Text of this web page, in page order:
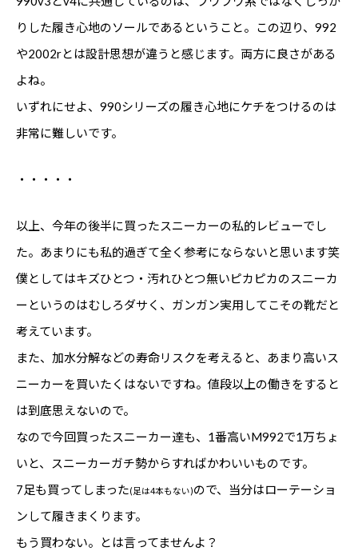
りした履き心地のソールであるということ。この辺り、992
や2002rとは設計思想が違うと感じます。両方に良さがある
よね。
いずれにせよ、990シリーズの履き心地にケチをつけるのは
非常に難しいです。
・・・・・
以上、今年の後半に買ったスニーカーの私的レビューでし
た。あまりにも私的過ぎて全く参考にならないと思います笑
僕としてはキズひとつ・汚れひとつ無いピカピカのスニーカ
ーというのはむしろダサく、ガンガン実用してこその靴だと
考えています。
また、加水分解などの寿命リスクを考えると、あまり高いス
ニーカーを買いたくはないですね。値段以上の働きをすると
は到底思えないので。
なので今回買ったスニーカー達も、1番高いM992で1万ちょ
いと、スニーカーガチ勢からすればかわいいものです。
7足も買ってしまった(足は4本もない)ので、当分はローテーショ
ンして履きまくります。
もう買わない。とは言ってませんよ？